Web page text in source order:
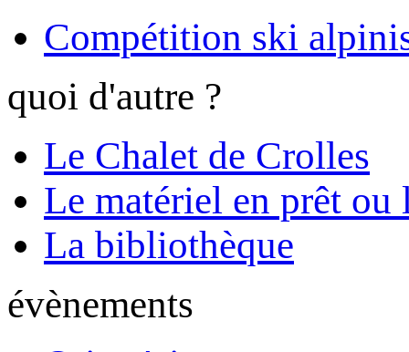
Compétition ski
quoi d'autre ?
Le Chalet de Crolles
Le matériel en prêt ou
La bibliothèque
évènements